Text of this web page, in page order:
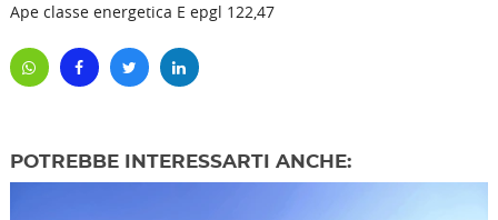
Ape classe energetica E epgl 122,47
POTREBBE INTERESSARTI ANCHE: